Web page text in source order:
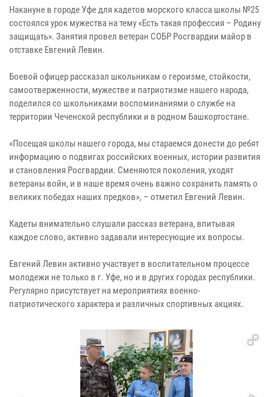
Накануне в городе Уфе для кадетов морского класса школы №25
состоялся урок мужества на тему «Есть такая профессия – Родину
защищать». Занятия провел ветеран СОБР Росгвардии майор в
отставке Евгений Левин.
Боевой офицер рассказал школьникам о героизме, стойкости,
самоотверженности, мужестве и патриотизме нашего народа,
поделился со школьниками воспоминаниями о службе на
территории Чеченской республики и в родном Башкортостане.
«Посещая школы нашего города, мы стараемся донести до ребят
информацию о подвигах российских военных, истории развития
и становления Росгвардии. Сменяются поколения, уходят
ветераны войн, и в наше время очень важно сохранить память о
великих победах наших предков», – отметил Евгений Левин.
Кадеты внимательно слушали рассказ ветерана, впитывая
каждое слово, активно задавали интересующие их вопросы.
Евгений Левин активно участвует в воспитательном процессе
молодежи не только в г. Уфе, но и в других городах республики.
Регулярно присутствует на мероприятиях военно-
патриотического характера и различных спортивных акциях.